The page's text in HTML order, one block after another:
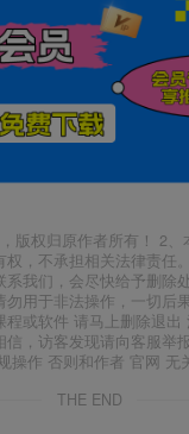
版权归原作者所有！ 2
权，不承担相关法律责任
系我们，会尽快给予删除
用于非法操作，一切后
程或软件 请马上删除退出
信，访客发现请向客服举
操作 否则和作者 官网 无
THE END